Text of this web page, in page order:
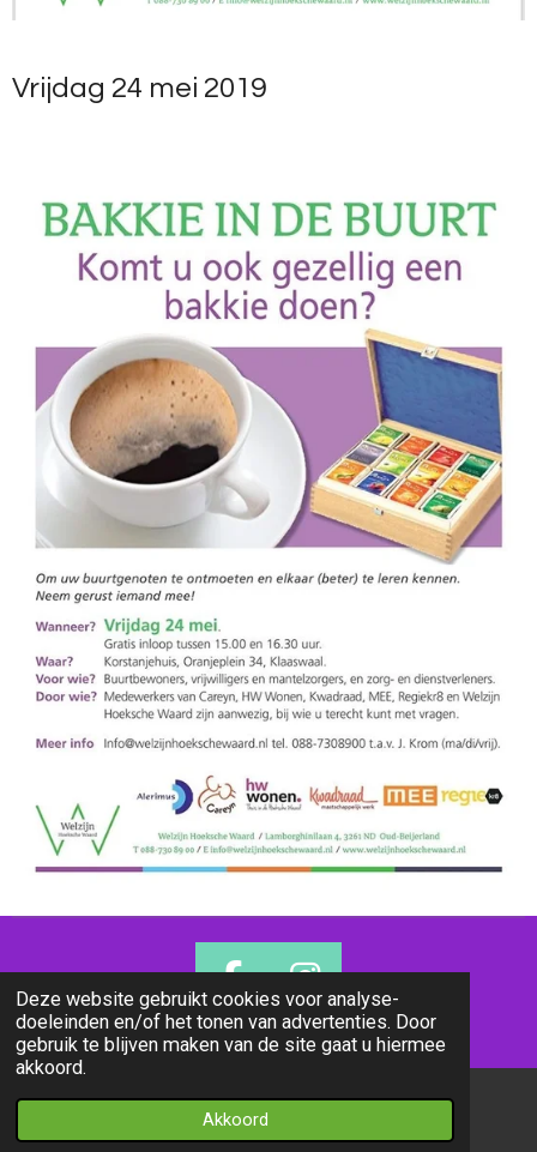
Deze website gebruikt cookies voor analyse-
doeleinden en/of het tonen van advertenties. Door
gebruik te blijven maken van de site gaat u hiermee
akkoord.
Akkoord
Vrijdag 24 mei 2019
F
a
e
b
I
n
t
a
© 2019 - 2026 cafegezienhw